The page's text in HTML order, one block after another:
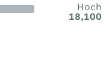
Hoch
18,100